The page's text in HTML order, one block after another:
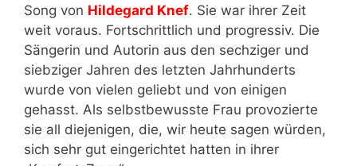
Song von Hildegard Knef. Sie war ihrer Zeit
weit voraus. Fortschrittlich und progressiv. Die
Sängerin und Autorin aus den sechziger und
siebziger Jahren des letzten Jahrhunderts
wurde von vielen geliebt und von einigen
gehasst. Als selbstbewusste Frau provozierte
sie all diejenigen, die, wir heute sagen würden,
sich sehr gut eingerichtet hatten in ihrer